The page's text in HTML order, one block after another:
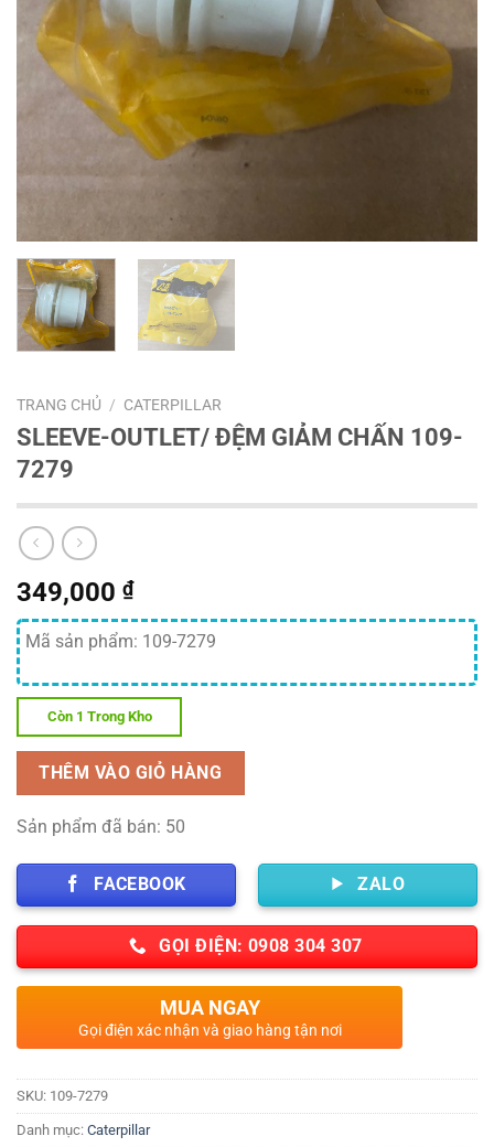
TRANG CHỦ / CATERPILLAR
SLEEVE-OUTLET/ ĐỆM GIẢM CHẤN 109-
7279
349,000 ₫
Mã sản phẩm: 109-7279
Còn 1 Trong Kho
THÊM VÀO GIỎ HÀNG
Sản phẩm đã bán: 50
FACEBOOK ZALO
GỌI ĐIỆN: 0908 304 307
MUA NGAY
Gọi điện xác nhận và giao hàng tận nơi
SKU: 109-7279
Danh mục: Caterpillar